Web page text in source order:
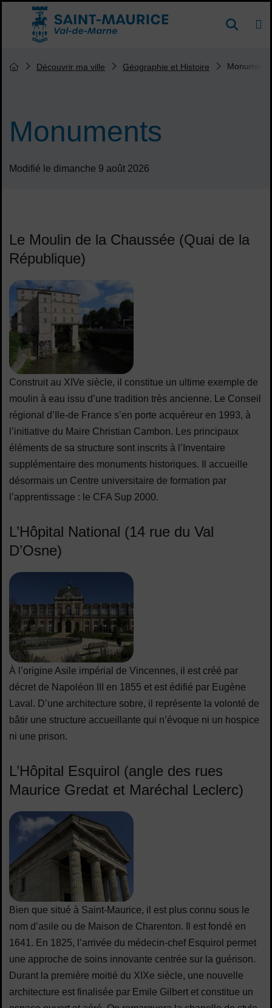
Menu de raccourcis
Accueil ville de Saint-Maurice DE
Monuments
Modifié le dimanche 9 août 2026
Vous êtes ici :
Page d'accueil du site
Découvrir ma ville Géographie et Histoire Monuments
Le Moulin de la Chaussée (Quai de la
République)
Construit au XIVe siècle, il constitue un ultime exemple de
moulin à eau issu d’une tradition très ancienne. Le Conseil
régional d’Ile-de France s’en porte acquéreur en 1993, à
l’initiative du Maire Christian Cambon. Les principaux
éléments de sa structure sont inscrits à l’Inventaire
supplémentaire des monuments historiques. Il accueille
désormais un Centre universitaire de formation par
l’apprentissage : le CFA Sup 2000.
L’Hôpital National (14 rue du Val
D’Osne)
À l’origine Asile impérial de Vincennes, il est créé par
décret de Napoléon III en 1855 et est édifié par Eugène
Laval. D’une architecture sobre, il représente la volonté de
bâtir une structure accueillante qui n’évoque ni un hospice
ni une prison.
L’Hôpital Esquirol (angle des rues
Maurice Gredat et Maréchal Leclerc)
Bien que situé à Saint-Maurice, il est plus connu sous le
nom d’asile ou de Maison de Charenton. Il est fondé en
1641. En 1825, l’arrivée du médecin-chef Esquirol permet
une approche de soins innovante centrée sur la guérison.
Durant la première moitié du XIXe siècle, une nouvelle
architecture est finalisée par Emile Gilbert et constitue un